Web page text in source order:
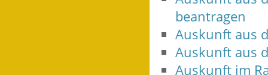
beantragen
Auskunft aus
Auskunft aus
Auskunft im